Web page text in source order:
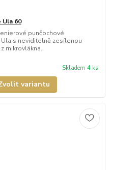
Ula 60
punčochové
s neviditelně zesílenou
mikrovlákna.
Skladem 4 ks
variantu